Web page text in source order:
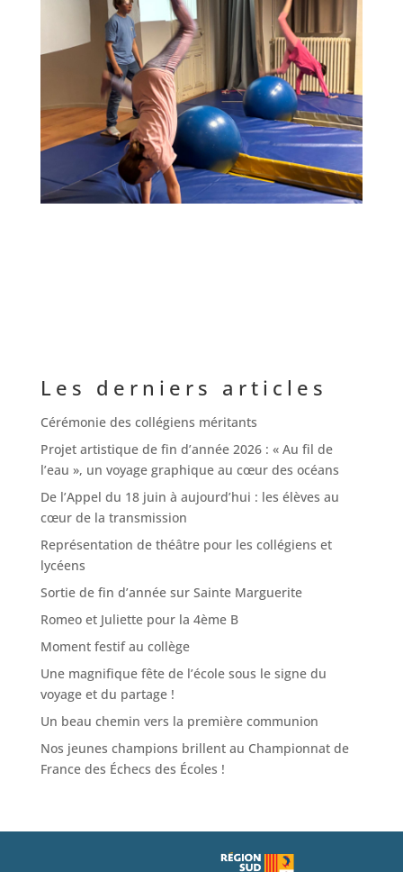
Les derniers articles
Cérémonie des collégiens méritants
Projet artistique de fin d’année 2026 : « Au fil de
l’eau », un voyage graphique au cœur des océans
De l’Appel du 18 juin à aujourd’hui : les élèves au
cœur de la transmission
Représentation de théâtre pour les collégiens et
lycéens
Sortie de fin d’année sur Sainte Marguerite
Romeo et Juliette pour la 4ème B
Moment festif au collège
Une magnifique fête de l’école sous le signe du
voyage et du partage !
Un beau chemin vers la première communion
Nos jeunes champions brillent au Championnat de
France des Échecs des Écoles !